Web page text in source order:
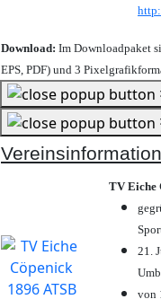
Download: Im Downloadpaket
EPS, PDF) und 3
TV Eiche
21.
von